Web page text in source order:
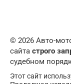
© 2026 Авто-
сайта строго
судебном
Этот сайт